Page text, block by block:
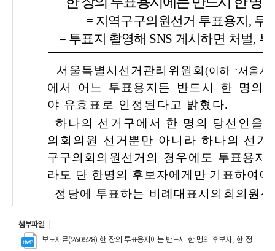
첨부파일
보도자료(260528) 한 장의 투표용지에는 반드시 한 명의 후보자, 한 정